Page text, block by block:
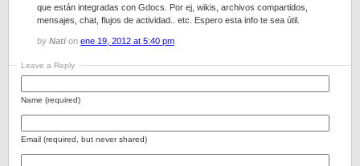
que están integradas con Gdocs. Por ej, wikis, archivos compartidos,
mensajes, chat, flujos de actividad.. etc. Espero esta info te sea útil.
by Nati on ene 19, 2012 at 5:40 pm
Leave a Reply
Name (required)
Email (required, but never shared)